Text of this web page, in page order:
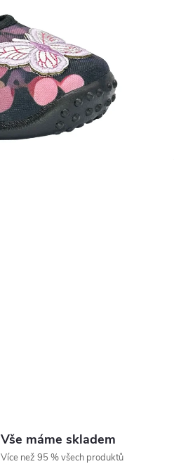
Vše máme skladem
Více než 95 % všech produktů